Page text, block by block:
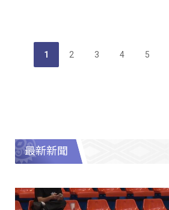
1 2 3 4 5
最新新聞